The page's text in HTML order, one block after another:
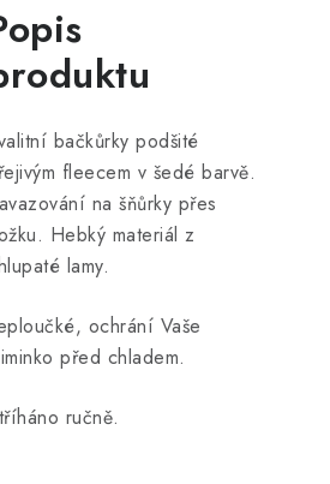
bačkůrky podšité
fleecem v šedé barvě.
na šňůrky přes
Hebký materiál z
lamy.
ochrání Vaše
před chladem.
ručně.